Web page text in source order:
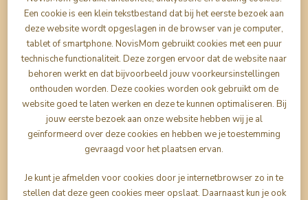
Een cookie is een klein tekstbestand dat bij het eerste bezoek aan
deze website wordt opgeslagen in de browser van je computer,
tablet of smartphone. NovisMom gebruikt cookies met een puur
technische functionaliteit. Deze zorgen ervoor dat de website naar
behoren werkt en dat bijvoorbeeld jouw voorkeursinstellingen
onthouden worden. Deze cookies worden ook gebruikt om de
website goed te laten werken en deze te kunnen optimaliseren. Bij
jouw eerste bezoek aan onze website hebben wij je al
geïnformeerd over deze cookies en hebben we je toestemming
gevraagd voor het plaatsen ervan.
Je kunt je afmelden voor cookies door je internetbrowser zo in te
stellen dat deze geen cookies meer opslaat. Daarnaast kun je ook